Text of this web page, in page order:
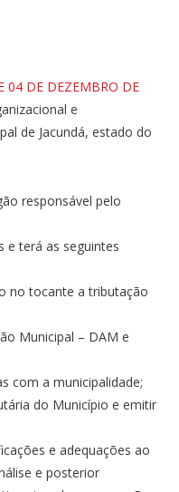
04 DE DEZEMBRO DE
e
de Jacundá, estado do
responsável pelo
e terá as seguintes
no tocante a tributação
Municipal – DAM e
com a municipalidade;
do Município e emitir
e adequações ao
e posterior